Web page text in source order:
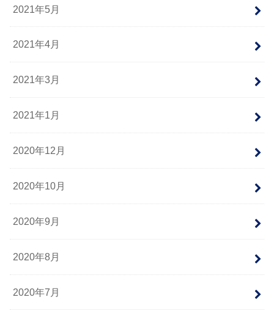
2021年5月
2021年4月
2021年3月
2021年1月
2020年12月
2020年10月
2020年9月
2020年8月
2020年7月